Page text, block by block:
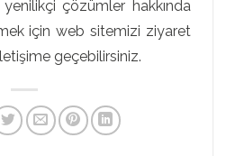
çözümler hakkında
için web sitemizi ziyaret
geçebilirsiniz.